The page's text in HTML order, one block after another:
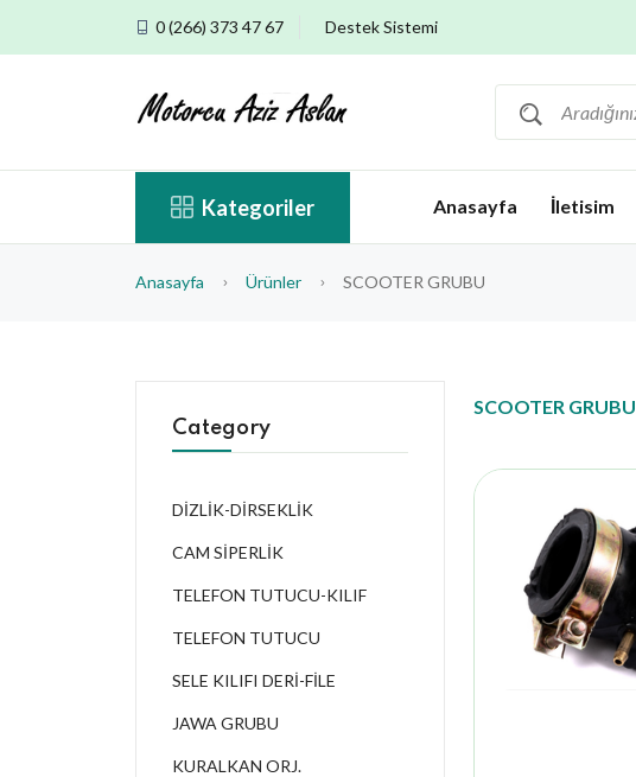
0 (266) 373 47 67 Destek Sistemi
Kategoriler Anasayfa İletisim
Anasayfa Ürünler SCOOTER GRUBU
SCOOTER GRUBU
Category
DİZLİK-DİRSEKLİK
CAM SİPERLİK
TELEFON TUTUCU-KILIF
TELEFON TUTUCU
SELE KILIFI DERİ-FİLE
JAWA GRUBU
KURALKAN ORJ.